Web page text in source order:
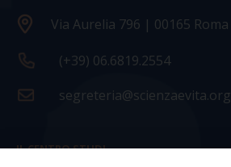
Via Aurelia 796 | 00165 Roma
(+39) 06.6819.2554
segreteria@scienzaevita.org
IL CENTRO STUDI